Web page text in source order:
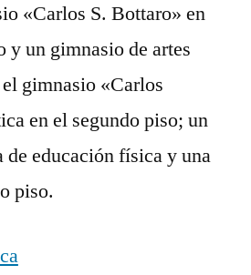
«Carlos S. Bottaro» en
un gimnasio de artes
gimnasio «Carlos
en el segundo piso; un
educación física y una
piso.